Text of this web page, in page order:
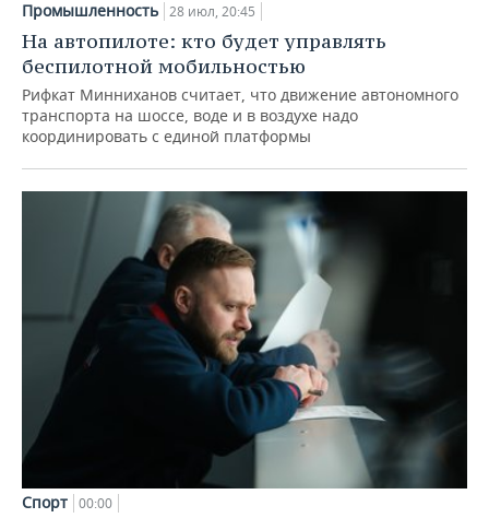
Промышленность 28 июл, 20:45
На автопилоте: кто будет управлять
беспилотной мобильностью
Рифкат Минниханов считает, что движение автономного
транспорта на шоссе, воде и в воздухе надо
координировать с единой платформы
Спорт 00:00